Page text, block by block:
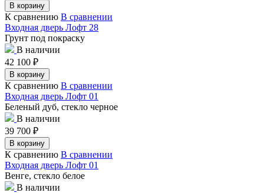
В корзину
К сравнению В сравнении
Входная дверь Лофт 28
Грунт под покраску
В наличии
42 100 ₽
В корзину
К сравнению В сравнении
Входная дверь Лофт 01
Беленый дуб, стекло черное
В наличии
39 700 ₽
В корзину
К сравнению В сравнении
Входная дверь Лофт 01
Венге, стекло белое
В наличии